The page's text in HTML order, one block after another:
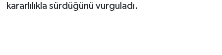
kararlılıkla sürdüğünü vurguladı.